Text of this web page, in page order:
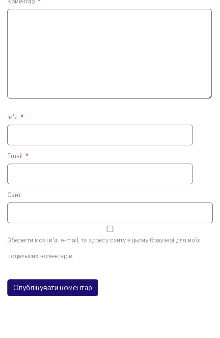
Ім'я *
Email *
Сайт
Зберегти моє ім'я, e-mail, та адресу сайту в цьому браузері для моїх
подальших коментарів.